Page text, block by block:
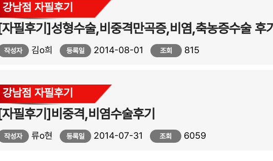
강남점 자필후기
[자필후기]성형수술,비중격만곡증,비염,축농증수술 후
작성자 김o희 등록일 2014-08-01 조회 815
강남점 자필후기
[자필후기]비중격,비염수술후기
작성자 류o현 등록일 2014-07-31 조회 6059